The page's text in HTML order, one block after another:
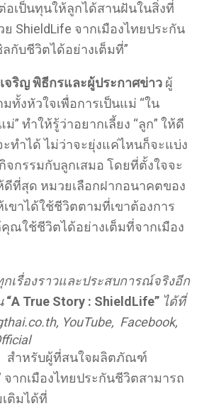
อเป็นทุนให้ลูกได้สานฝันในสิ่งที่
ShieldLife จากเมืองไทยประกัน
กับชีวิตได้อย่างเต็มที่”
จริญ พิธีกรและผู้ประกาศข่าว ผู้
ทั้งหัวใจเพื่อการเป็นแม่ “ใน
” ทำให้รู้ว่าอยากเลี้ยง “ลูก” ให้ดี
ทำได้ ไม่ว่าจะยุ่งแค่ไหนก็จะแบ่ง
จกรรมกับลูกเสมอ โดยที่ตั้งใจจะ
ที่สุด หมวยเลือกฝากอนาคตของ
ขาได้ใช้ชีวิตตามที่เขาต้องการ
ณใช้ชีวิตได้อย่างเต็มที่จากเมือง
เรื่องราวและประสบการณ์จริงอีก
“A True Story : ShieldLife” ได้ที่
.co.th, YouTube, Facebook,
ำหรับผู้ที่สนใจผลิตภัณฑ์
จากเมืองไทยประกันชีวิตสามารถ
ติมได้ที่